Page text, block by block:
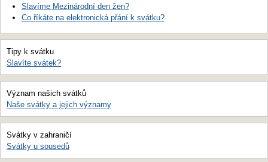
Slavíme Mezinárodní den žen?
Co říkáte na elektronická přání k svátku?
Tipy k svátku
Slavíte svátek?
Význam našich svátků
Naše svátky a jejich významy
Svátky v zahraničí
Svátky u sousedů